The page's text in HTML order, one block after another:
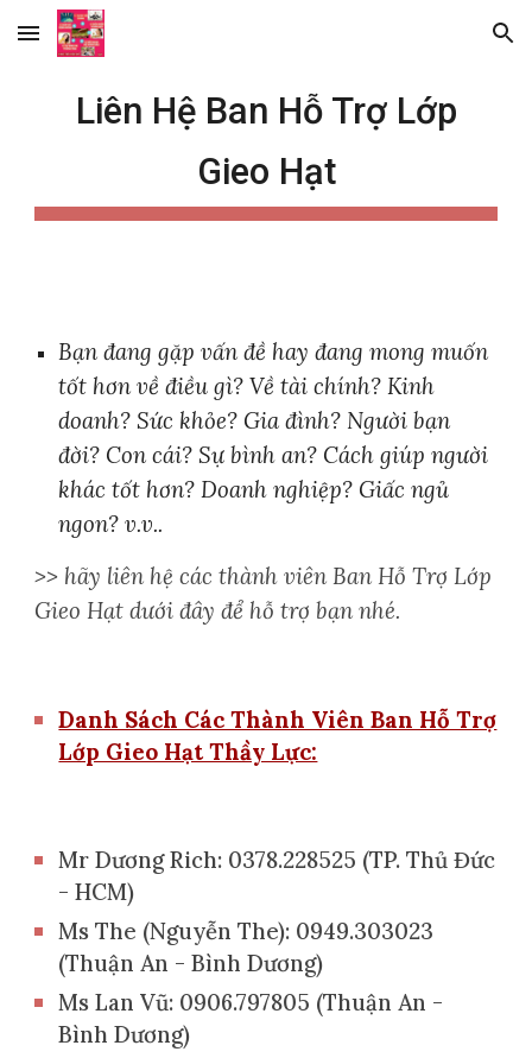
Skip to main content Skip to navigation
Liên Hệ Ban Hỗ Trợ Lớp
Gieo Hạt
Bạn đang gặp vấn đề hay đang mong muốn
tốt hơn về điều gì? Về tài chính? Kinh
doanh? Sức khỏe? Gia đình? Người bạn
đời? Con cái? Sự bình an? Cách giúp người
khác tốt hơn? Doanh nghiệp? Giấc ngủ
ngon? v.v..
>> hãy liên hệ các thành viên Ban Hỗ Trợ Lớp
Gieo Hạt dưới đây để hỗ trợ bạn nhé.
Danh Sách Các Thành Viên Ban Hỗ Trợ
Lớp Gieo Hạt Thầy Lực:
Mr Dương Rich: 0378.228525 (TP. Thủ Đức
- HCM)
Ms The (Nguyễn The): 0949.303023
(Thuận An - Bình Dương)
MsLan Vũ: 0906.797805 (Thuận An -
Bình Dương)